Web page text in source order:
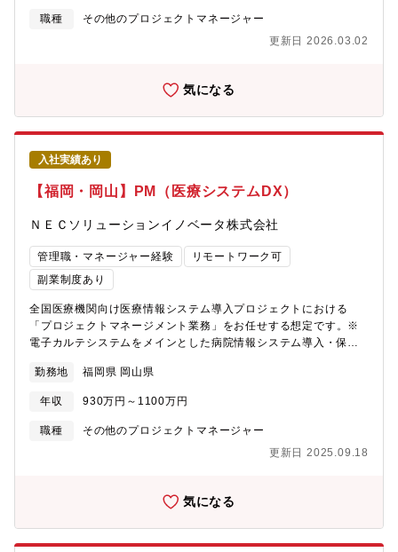
と大手並みで、退職金や財形貯蓄制度もあり、中長期的に腰を据
えながら長く働くことが出来ます。また、研修制度が充実してお
おいて、東日本の医療機関のお客様へ病院情報システムの構築・
保守プロジェクトを遂行するグループです。配属部署によります
＞出社2日、リモートワーク1日、客先2日＜客先常駐＞無【同社の
様向けにシステム提供をしています。中には1000床以上の大型案
る当社ならではの案件と考えます。NECと協働して案件獲得し、
メッセージ】社会インフラである医療領域をICTで支え、これから
の医療をより安心で安全、更に便利な世界を目指して一緒に作り
ましょう。全国の医療機関のデジタルホスピタル化を実現するプ
ロジェクトを経験でき、最終的には医療領域のプロジェクト管理
きます。病院情報システム導入・保守プロジェクトでプロジェク
供を行って頂きます。具体的にプロジェクトマネージャーの範囲
なります。また、急性期病院としての機能に特化した「重症病棟
／救急外来向け機能」や「チーム医療を支援する機能」など院内
業務を幅広く支援するシステム導入プロジェクトや保守プロジェ
クトおよび診療報酬改定対応プロジェクトのプロジェクトマネー
ジャーを行います。【当社の強みと業務イメージ（補足）】当社
は1996年に日本初の医事システムを開発、以来50年以上に渡り日
本の医療を支えてきました。今では大学病院を始めとした全国300
以上の中・大規模急性期病院様向けにシステム提供をしていま
す。中には1000床以上の大型案件にも対応。顧客課題を熟知し、
システムの安定稼働を実現できる当社ならではの案件と考えま
す。NECと協働して案件獲得し、導入以降は当社主体で進めてい
くことが多いです。 【配属予定部署】パブリック事業ライン医療
ヘルスケア・スマートシティ事業部門医療SIソリューション統括
部【配属事業部の紹介】医療ソリューション事業部において、東
日本の医療機関のお客様へ病院情報システムの構築・保守プロジ
ェクトを遂行するグループ。配属部署によるが、１部署２０～５
３０～５０％、若手２５～３５％の構成となる。【採用背景】医
のサポート体制強化が急務となり、外部からの要員増強が必要と
数】30名【開発環境】（言語）・VB.net/C#（環境）・
Windows・Oracle・SQLServer・Azure・AWS【情報共有のツ
化が求められています。それに加えてDX技術の進歩により医療の
職種
その他のプロジェクトマネージャー
更新日 2026.03.02
気になる
入社実績あり
【福岡・岡山】PM（医療システムDX）
ＮＥＣソリューションイノベータ株式会社
管理職・マネージャー経験
リモートワーク可
副業制度あり
全国医療機関向け医療情報システム導入プロジェクトにおける
「プロジェクトマネージメント業務」をお任せする想定です。※
電子カルテシステムをメインとした病院情報システム導入・保守
ける中規模&#12316;大規模な医療機関への医療情報システムの導
入プロジェクトや保守プロジェクトに参画して頂きます。病院情
報システム導入・保守プロジェクトでプロジェクトマネージャー
業務に携わり、病院様に最適なシステム環境の提供を行って頂き
「各種オーダ」「看護」等の電子カルテメインとなります。ま
け機能」や「チーム医療を支援する機能」など院内業務を幅広く
支援するシステム導入プロジェクトや保守プロジェクトおよび診
療報酬改定対応プロジェクトのプロジェクトマネージャーを行い
ます。【当社の強みと業務イメージ（補足）】・当社は1996年に
勤務地 福岡県 岡山県
年収 930万円～1100万円
職種
その他のプロジェクトマネージャー
更新日 2025.09.18
気になる